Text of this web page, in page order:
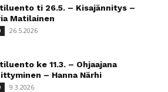
ti 26.5. – Kisajännitys –
Matilainen
26.5.2026
ke 11.3. – Ohjaajana
– Hanna Närhi
9.3.2026